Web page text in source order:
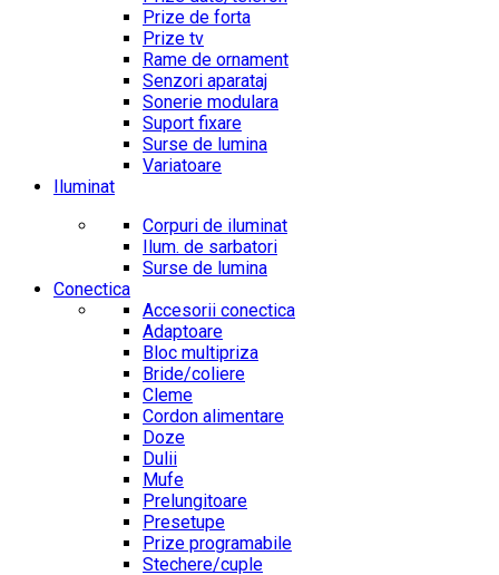
Prize de forta
Prize tv
Rame de ornament
Senzori aparataj
Sonerie modulara
Suport fixare
Surse de lumina
Variatoare
Iluminat
Corpuri de iluminat
Ilum. de sarbatori
Surse de lumina
Conectica
Accesorii conectica
Adaptoare
Bloc multipriza
Bride/coliere
Cleme
Cordon alimentare
Doze
Dulii
Mufe
Prelungitoare
Presetupe
Prize programabile
Stechere/cuple